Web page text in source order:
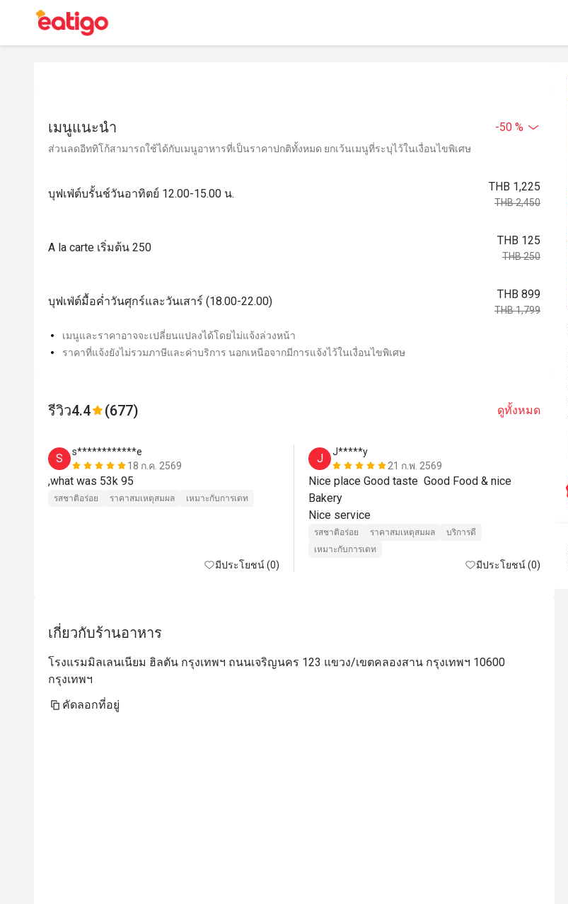
เมนูแนะนำ -50 %
ส่วนลดอีททิโก้สามารถใช้ได้กับเมนูอาหารที่เป็นราคาปกติทั้งหมด ยกเว้นเมนูที่ระบุไว้ในเงื่อนไขพิเศษ
บุฟเฟ่ต์บรั้นช์วันอาทิตย์ 12.00-15.00 น.
THB 1,225
THB 2,450
A la carte เริ่มต้น 250
THB 125
THB 250
บุฟเฟ่ต์มื้อค่ำวันศุกร์และวันเสาร์ (18.00-22.00)
THB 899
THB 1,799
เมนูและราคาอาจจะเปลี่ยนแปลงได้โดยไม่แจ้งล่วงหน้า
ราคาที่แจ้งยังไม่รวมภาษีและค่าบริการ นอกเหนือจากมีการแจ้งไว้ในเงื่อนไขพิเศษ
รีวิว4.4 (677) ดูทั้งหมด
S
s************e
18 ก.ค. 2569
,what was 53k 95
รสชาติอร่อย ราคาสมเหตุสมผล เหมาะกับการเดท
มีประโยชน์ (0)
J
J*****y
21 ก.พ. 2569
Nice place Good taste  Good Food & nice
Bakery
รสชาติอร่อย ราคาสมเหตุสมผล
บริการดี
เหมาะกับการเดท
มีประโยชน์ (0)
เกี่ยวกับร้านอาหาร
โรงแรมมิลเลนเนียม ฮิลตัน กรุงเทพฯ ถนนเจริญนคร 123 แขวง/เขตคลองสาน กรุงเทพฯ 10600
กรุงเทพฯ
คัดลอกที่อยู่